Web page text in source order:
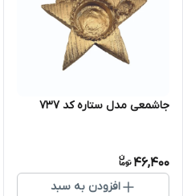
جاشمعی مدل ستاره کد 737
46,400
افزودن به سبد